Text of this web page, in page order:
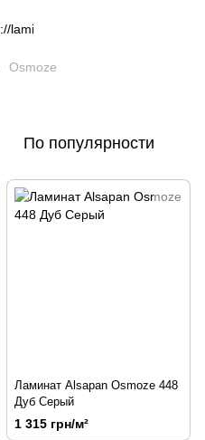
Osmoze
По популярности
Ламинат Alsapan Osmoze 448
Дуб Серый
1 315 грн/м²